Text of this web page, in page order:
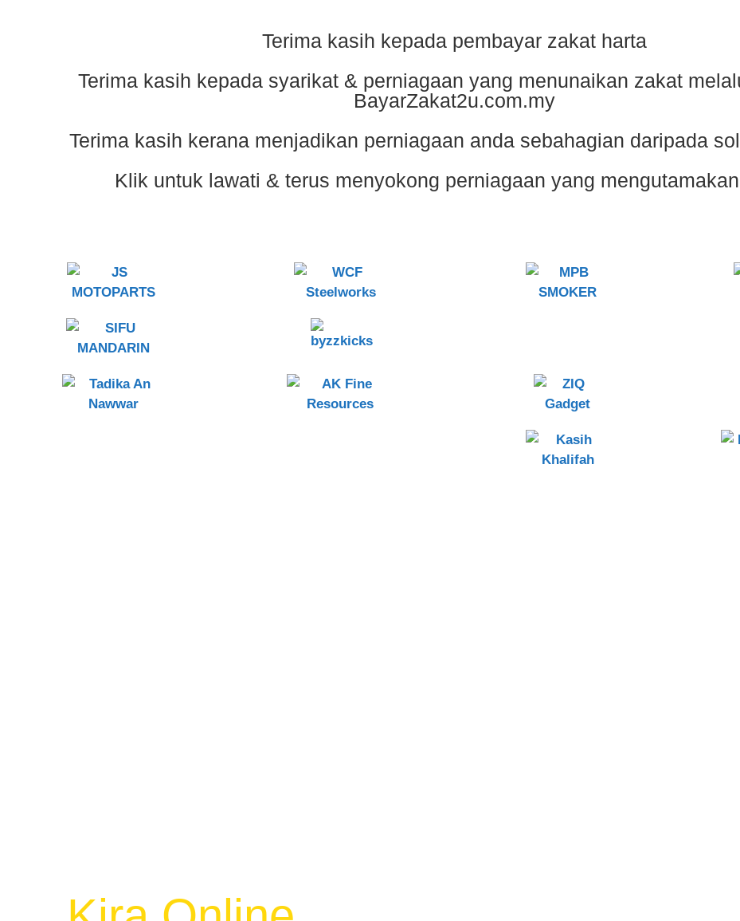
Terima kasih kepada pembayar zakat harta
Terima kasih kepada syarikat & perniagaan yang menunaikan zakat
BayarZakat2u.com.my
Terima kasih kerana menjadikan perniagaan anda sebahagian daripada
Klik untuk lawati & terus menyokong perniagaan yang